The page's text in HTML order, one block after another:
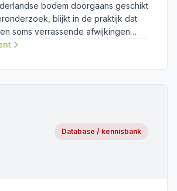
bodem doorgaans geschikt
blijkt in de praktijk dat
soms verrassende afwijkingen
daarom onderzoek gedaan naar de
wenselijk is.
Database / kennisbank